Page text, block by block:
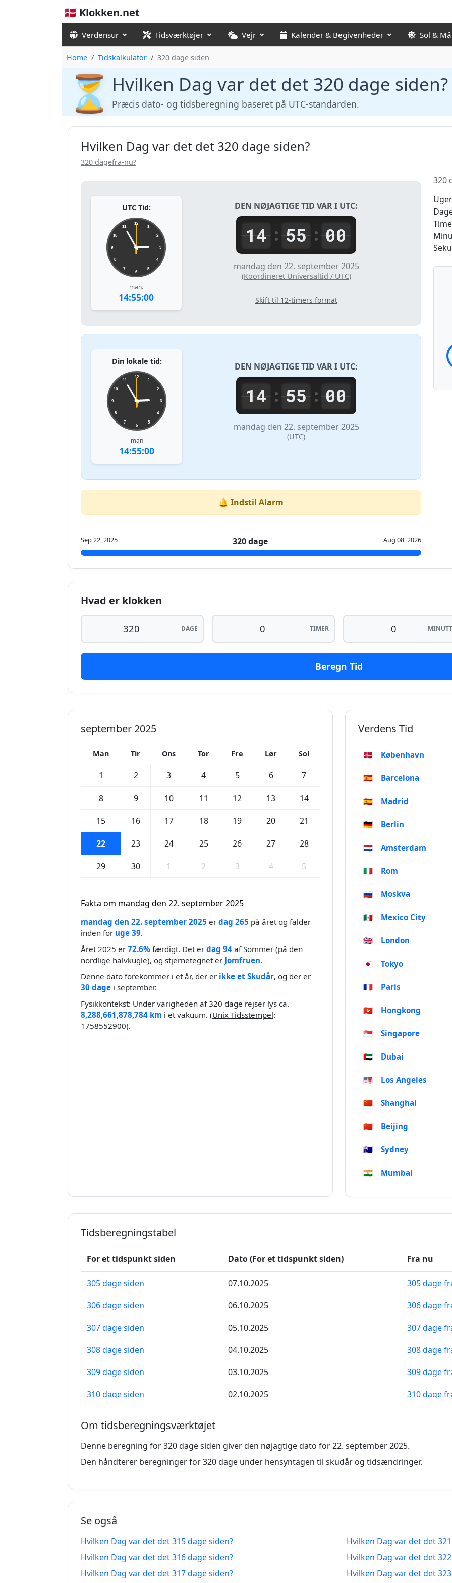
🇩🇰 Klokken.net
Verdensur Tidsværktøjer Vejr Kalender & Begivenheder Sol &
Home Tidskalkulator 320 dage siden
⏳ Hvilken Dag var det det 320 dage siden?
Præcis dato- og tidsberegning baseret på UTC-standarden.
Hvilken Dag var det det 320 dage siden?
320 dagefra-nu?
UTC Tid:
12
1
2
3
4
5
6
7
8
9
10
11
man.
14:55:00
DEN NØJAGTIGE TID VAR I UTC:
14 : 55 : 00
mandag den 22. september 2025
(Koordineret Universaltid / UTC)
Skift til 12-timers format
Din lokale tid:
12
1
2
3
4
5
6
7
8
9
10
11
man
14:55:00
DEN NØJAGTIGE TID VAR I UTC:
14 : 55 : 00
mandag den 22. september 2025
(UTC)
🔔 Indstil Alarm
Sep 22, 2025 320 dage Aug 08, 2026
320
Uger
Hvad er klokken
DAGE TIMER
Beregn Tid
september 2025
Man Tir Ons Tor Fre Lør Sol
1 2 3 4 5 6 7
8 9 10 11 12 13 14
15 16 17 18 19 20 21
22 23 24 25 26 27 28
29 30 1 2 3 4 5
Fakta om mandag den 22. september 2025
mandag den 22. september 2025 er dag 265 på året og falder
inden for uge 39.
Året 2025 er 72.6% færdigt. Det er dag 94 af Sommer (på den
nordlige halvkugle), og stjernetegnet er Jomfruen.
Denne dato forekommer i et år, der er ikke et Skudår, og der er
30 dage i september.
Fysikkontekst: Under varigheden af 320 dage rejser lys ca.
8,288,661,878,784 km i et vakuum. (Unix Tidsstempel:
1758552900).
Verdens Tid
🇩🇰 København
🇪🇸 Barcelona
🇪🇸 Madrid
🇩🇪 Berlin
🇳🇱 Amsterdam
🇮🇹 Rom
🇷🇺 Moskva
🇲🇽 Mexico City
🇬🇧 London
🇯🇵 Tokyo
🇫🇷 Paris
🇭🇰 Hongkong
🇸🇬 Singapore
🇦🇪 Dubai
🇺🇸 Los Angeles
🇨🇳 Shanghai
🇨🇳 Beijing
🇦🇺 Sydney
🇮🇳 Mumbai
Tidsberegningstabel
For et tidspunkt siden Dato (For et tidspunkt siden) Fra nu
305 dage siden 07.10.2025
305 dage
306 dage siden
06.10.2025
306 dage
307 dage siden
05.10.2025
307 dage
308 dage siden
04.10.2025
308 dage
309 dage siden
03.10.2025
309 dage
310 dage siden
02.10.2025
310 dage
313 dage siden
29.09.2025
313 dage
315 dage siden
27.09.2025
315 dage
316 dage siden
317 dage siden
318 dage siden
24.09.2025
318 dage
Om tidsberegningsværktøjet
Denne beregning for 320 dage siden giver den nøjagtige dato for 22. september 2025.
Den håndterer beregninger for 320 dage under hensyntagen til skudår og tidsændringer.
Se også
Hvilken Dag var det det 315 dage siden?
Hvilken Dag var det det 316 dage siden?
Hvilken Dag var det det 317 dage siden?
Hvilken Dag var det det
Hvilken Dag var det det
Hvilken Dag var det det